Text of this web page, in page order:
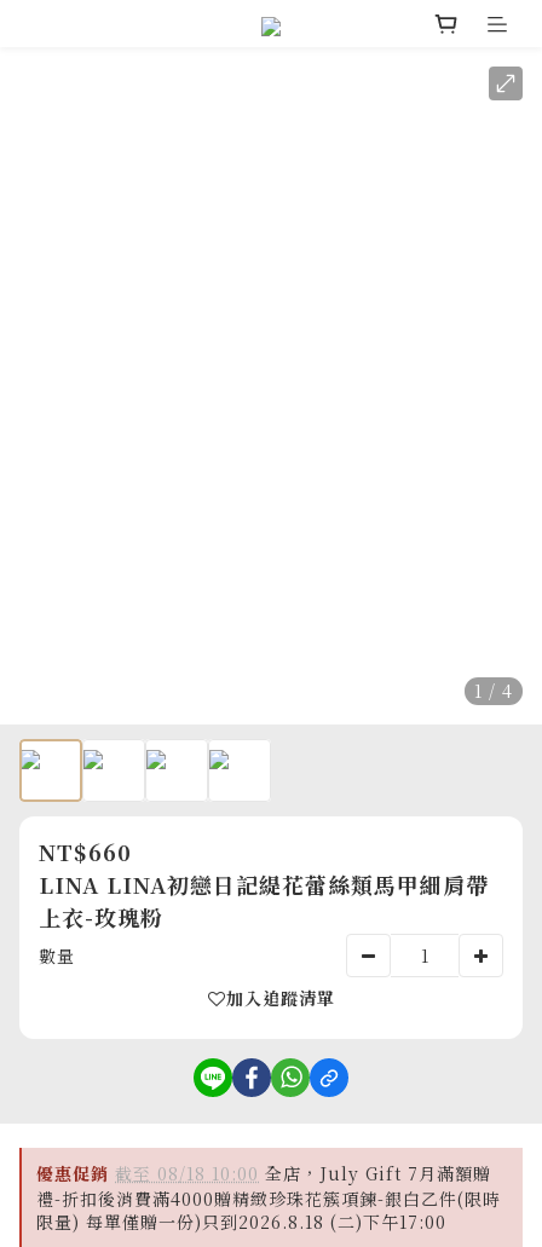
1 / 4
NT$660
LINA LINA初戀日記緹花蕾絲類馬甲細肩帶
上衣-玫瑰粉
數量
加入追蹤清單
優惠促銷 截至 08/18 10:00 全店，July Gift 7月滿額贈
禮-折扣後消費滿4000贈精緻珍珠花簇項鍊-銀白乙件(限時
限量) 每單僅贈一份)只到2026.8.18 (二)下午17:00